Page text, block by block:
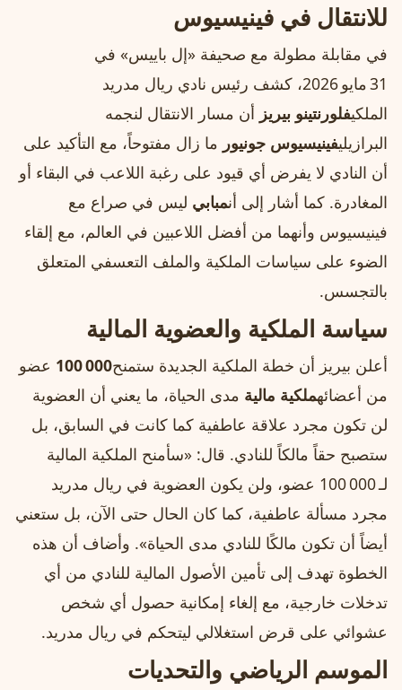
للانتقال في فينيسيوس
في مقابلة مطولة مع صحيفة «إل باييس» في
31 مايو 2026، كشف رئيس نادي ريال مدريد
الملكيفلورنتينو بيريز أن مسار الانتقال لنجمه
البرازيليفينيسيوس جونيور ما زال مفتوحاً، مع التأكيد على
أن النادي لا يفرض أي قيود على رغبة اللاعب في البقاء أو
المغادرة. كما أشار إلى أنمبابي ليس في صراع مع
فينيسيوس وأنهما من أفضل اللاعبين في العالم، مع إلقاء
الضوء على سياسات الملكية والملف التعسفي المتعلق
بالتجسس.
سياسة الملكية والعضوية المالية
أعلن بيريز أن خطة الملكية الجديدة ستمنح100 000 عضو
من أعضائهملكية مالية مدى الحياة، ما يعني أن العضوية
لن تكون مجرد علاقة عاطفية كما كانت في السابق، بل
ستصبح حقاً مالكاً للنادي. قال: «سأمنح الملكية المالية
لـ 100 000 عضو، ولن يكون العضوية في ريال مدريد
مجرد مسألة عاطفية، كما كان الحال حتى الآن، بل ستعني
أيضاً أن تكون مالكًا للنادي مدى الحياة». وأضاف أن هذه
الخطوة تهدف إلى تأمين الأصول المالية للنادي من أي
تدخلات خارجية، مع إلغاء إمكانية حصول أي شخص
عشوائي على قرض استغلالي ليتحكم في ريال مدريد.
الموسم الرياضي والتحديات